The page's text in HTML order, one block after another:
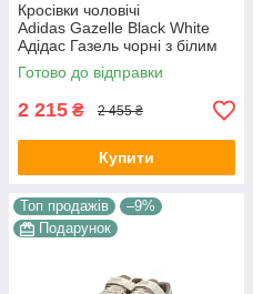
Кросівки чоловічі
Adidas Gazelle Black White
Адідас Газель чорні з білим
Замшові кеди В'єтнам
Готово до відправки
2 215 ₴ 2 455 ₴
Купити
Топ продажів
–9%
Подарунок